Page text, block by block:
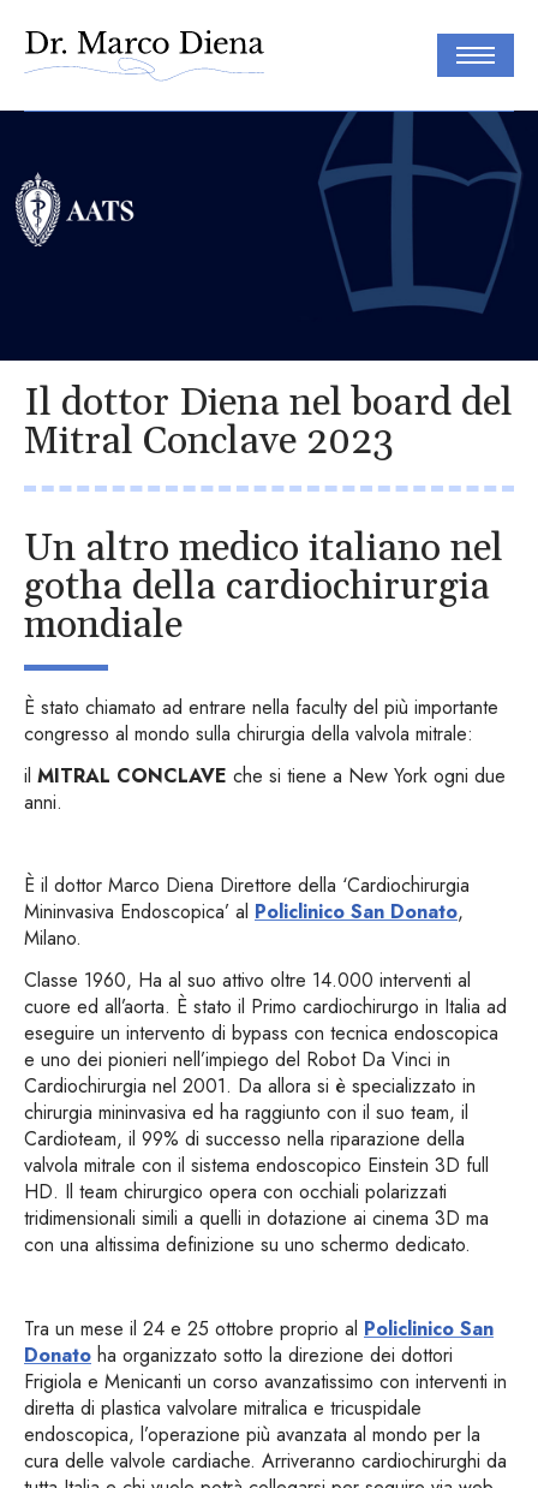
Il dottor Diena nel board del
Mitral Conclave 2023
Un altro medico italiano nel
gotha della cardiochirurgia
mondiale
È stato chiamato ad entrare nella faculty del più importante
congresso al mondo sulla chirurgia della valvola mitrale:
il MITRAL CONCLAVE che si tiene a New York ogni due
anni.
È il dottor Marco Diena Direttore della ‘Cardiochirurgia
Mininvasiva Endoscopica’ al Policlinico San Donato,
Milano.
Classe 1960, Ha al suo attivo oltre 14.000 interventi al
cuore ed all’aorta. È stato il Primo cardiochirurgo in Italia ad
eseguire un intervento di bypass con tecnica endoscopica
e uno dei pionieri nell’impiego del Robot Da Vinci in
Cardiochirurgia nel 2001. Da allora si è specializzato in
chirurgia mininvasiva ed ha raggiunto con il suo team, il
Cardioteam, il 99% di successo nella riparazione della
valvola mitrale con il sistema endoscopico Einstein 3D full
HD. Il team chirurgico opera con occhiali polarizzati
tridimensionali simili a quelli in dotazione ai cinema 3D ma
con una altissima definizione su uno schermo dedicato.
Tra un mese il 24 e 25 ottobre proprio al Policlinico San
Donato ha organizzato sotto la direzione dei dottori
Frigiola e Menicanti un corso avanzatissimo con interventi in
diretta di plastica valvolare mitralica e tricuspidale
endoscopica, l’operazione più avanzata al mondo per la
cura delle valvole cardiache. Arriveranno cardiochirurghi da